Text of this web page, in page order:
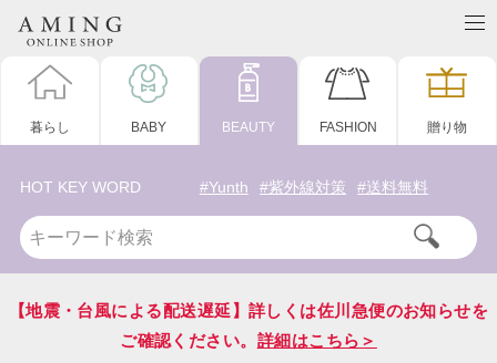
暮らし BABY BEAUTY FASHION 贈り物
HOT KEY WORD #Yunth #紫外線対策 #送料無料
【地震・台風による配送遅延】詳しくは佐川急便のお知らせを
ご確認ください。 詳細はこちら＞